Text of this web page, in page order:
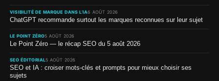
VISIBILITÉ DE MARQUE DANS L’IA6 AOÛT 2026
ChatGPT recommande surtout les marques reconnues sur leur sujet
LE POINT ZÉRO5 AOÛT 2026
Le Point Zéro — le récap SEO du 5 août 2026
SEO ÉDITORIAL5 AOÛT 2026
SEO et IA : croiser mots-clés et prompts pour mieux choisir ses
sujets